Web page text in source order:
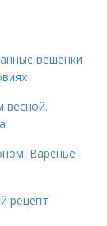
вешенки
весной.
Варенье
рецепт